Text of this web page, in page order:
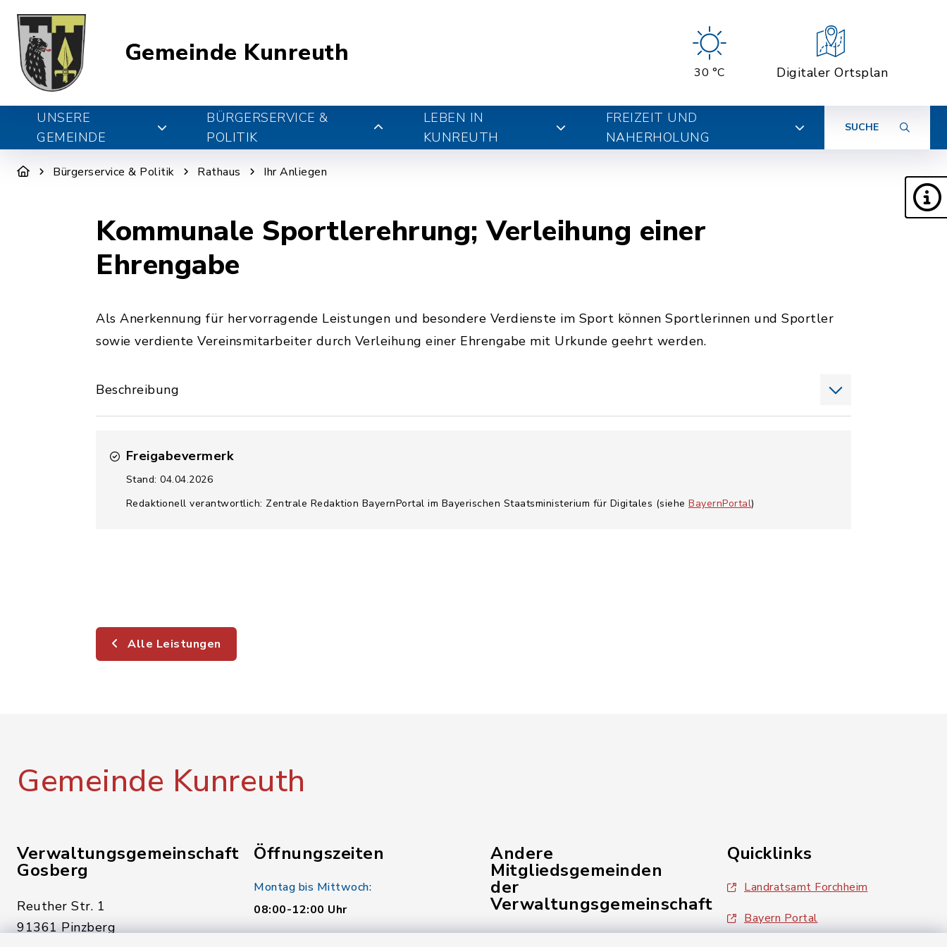
Gemeinde Kunreuth
30 °C Digitaler Ortsplan
UNSERE
GEMEINDE
BÜRGERSERVICE &
POLITIK
LEBEN IN
KUNREUTH
FREIZEIT UND
NAHERHOLUNG
SUCHE
Bürgerservice & Politik Rathaus Ihr Anliegen
Kommunale Sportlerehrung; Verleihung einer
Ehrengabe
Als Anerkennung für hervorragende Leistungen und besondere Verdienste im Sport können Sportlerinnen und Sportler
sowie verdiente Vereinsmitarbeiter durch Verleihung einer Ehrengabe mit Urkunde geehrt werden.
Beschreibung
Freigabevermerk
Stand: 04.04.2026
Redaktionell verantwortlich: Zentrale Redaktion BayernPortal im Bayerischen Staatsministerium für Digitales (siehe BayernPortal)
Alle Leistungen
Gemeinde Kunreuth
Verwaltungsgemeinschaft
Gosberg
Reuther Str. 1
91361 Pinzberg
Öffnungszeiten
Montag bis Mittwoch:
08:00-12:00 Uhr
Andere
Mitgliedsgemeinden
der
Verwaltungsgemeinschaft
Gemeinde Pinzberg
Quicklinks
Landratsamt Forchheim
Bayern Portal